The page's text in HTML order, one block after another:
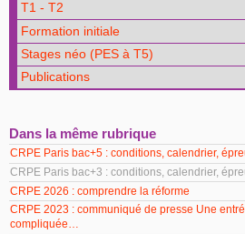
T1 - T2
Formation initiale
Stages néo (PES à T5)
Publications
Dans la même rubrique
CRPE Paris bac+5 : conditions, calendrier,
CRPE Paris bac+3 : conditions, calendrier,
CRPE 2026 : comprendre la réforme
CRPE 2023 : communiqué de presse Une
compliquée…